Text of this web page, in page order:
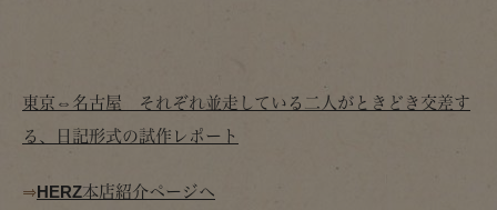
東京⇔名古屋 それぞれ並走している二人がときどき交差す
る、日記形式の試作レポート
⇒HERZ本店紹介ページへ